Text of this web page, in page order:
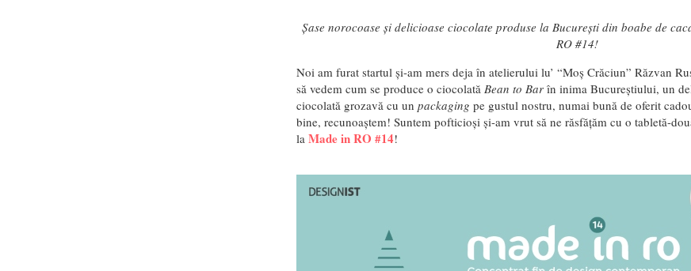
Șase norocoase și delicioase ciocolate produse la București din boabe de
RO #14!
Noi am furat startul și-am mers deja în atelierului lu’ “Moș Crăciun” Răzvan
să vedem cum se produce o ciocolată Bean to Barîn inima Bucureștiului, un
ciocolată grozavă cu un packaging pe gustul nostru, numai bună de oferit
bine, recunoaștem! Suntem pofticioși și-am vrut să ne răsfățăm cu o tabletă-
la Made in RO #14!